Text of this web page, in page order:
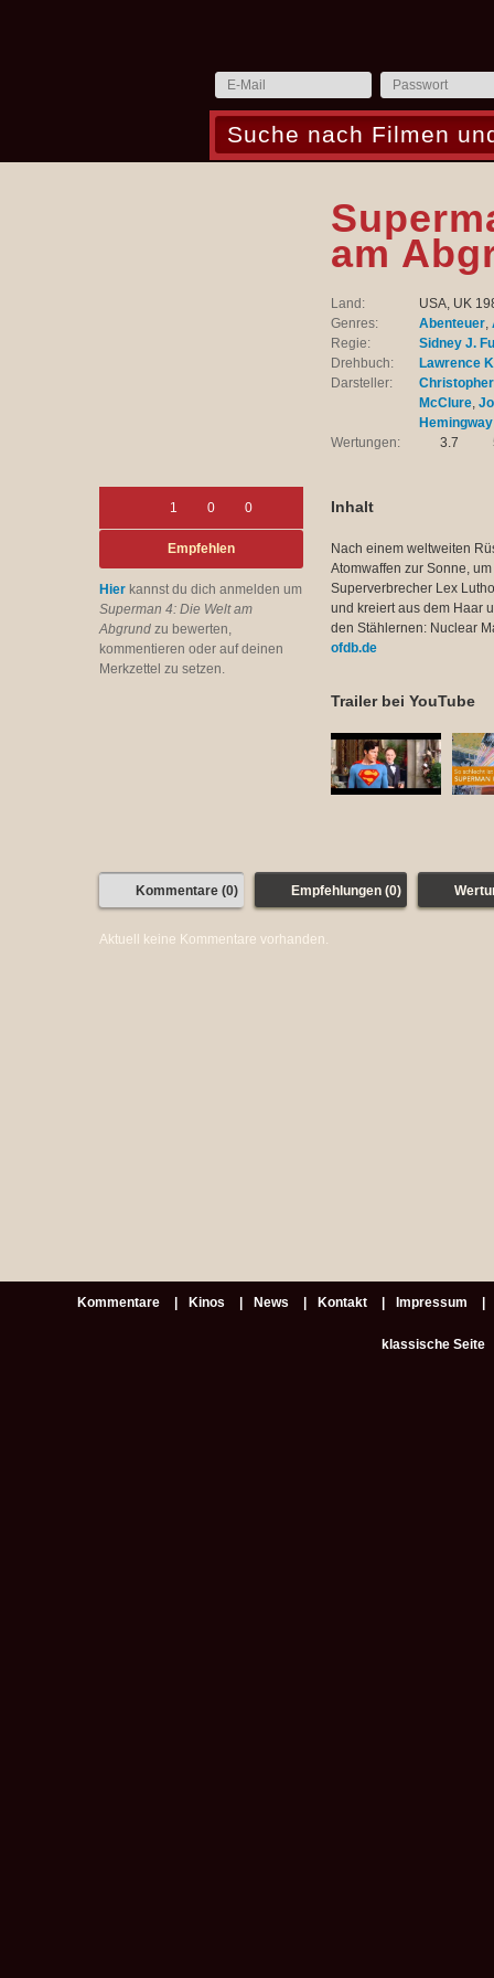
1 0 0
Empfehlen
Hier kannst du dich anmelden um
Superman 4: Die Welt am
Abgrund zu bewerten,
kommentieren oder auf deinen
Merkzettel zu setzen.
am
Land:
USA, UK
Genres:
Abenteuer,
Regie:
Sidney J.
Drehbuch:
Lawrence
Darsteller:
McClure,
Hemingway
Wertungen:
3.7
Inhalt
Nach einem weltweiten
Atomwaffen zur Sonne,
Superverbrecher Lex
und kreiert aus dem Haar
den Stählernen: Nuclear
ofdb.de
Trailer bei YouTube
Kommentare (0) Empfehlungen (0)
Aktuell keine Kommentare vorhanden.
Kommentare Kinos News Kontakt Impressum
klassische Seite